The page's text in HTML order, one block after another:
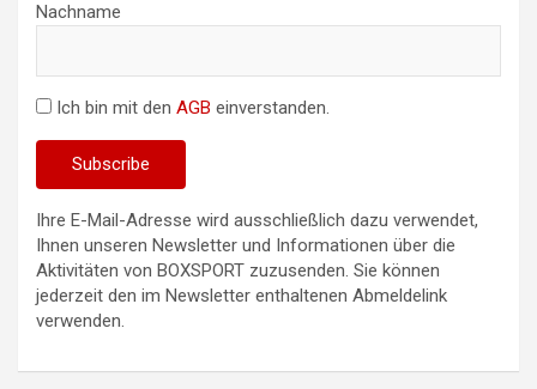
Nachname
Ich bin mit den AGB einverstanden.
Ihre E-Mail-Adresse wird ausschließlich dazu verwendet,
Ihnen unseren Newsletter und Informationen über die
Aktivitäten von BOXSPORT zuzusenden. Sie können
jederzeit den im Newsletter enthaltenen Abmeldelink
verwenden.